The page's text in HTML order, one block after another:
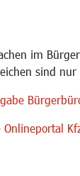
im
sind